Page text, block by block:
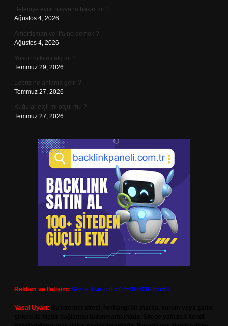
Belediye evcil hayvana bakar mı ?
Ağustos 4, 2026
Amortisman ve itfa ne demek ?
Ağustos 4, 2026
Yosun bitki mi alg mi ?
Temmuz 29, 2026
Lebriz ne anlama gelir ?
Temmuz 27, 2026
Kuğular etçil mi otçul mu ?
Temmuz 27, 2026
Reklam ve İletişim: Skype: live:.cid.575569c608265c69
Yasal Uyarı: